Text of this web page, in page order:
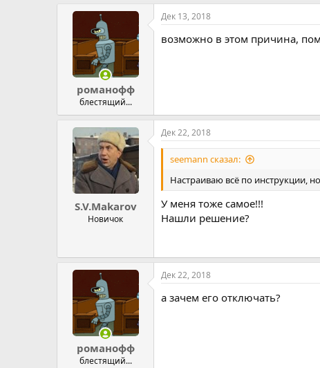
романофф
блестящий...
Дек 13, 2018
возможно в этом причина,
S.V.Makarov
Новичок
Дек 22, 2018
seemann сказал:
Настраиваю всё по инструкции,
У меня тоже самое!!!
Нашли решение?
романофф
блестящий...
Дек 22, 2018
а зачем его отключать?